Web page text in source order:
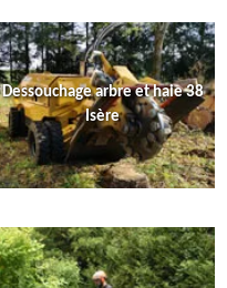
Dessouchage arbre et haie 38
Isère